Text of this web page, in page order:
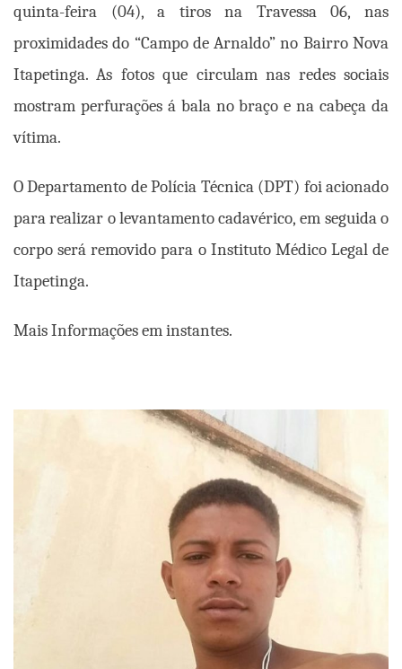
quinta-feira (04), a tiros na Travessa 06, nas
proximidades do “Campo de Arnaldo” no Bairro Nova
Itapetinga. As fotos que circulam nas redes sociais
mostram perfurações á bala no braço e na cabeça da
vítima.
O Departamento de Polícia Técnica (DPT) foi acionado
para realizar o levantamento cadavérico, em seguida o
corpo será removido para o Instituto Médico Legal de
Itapetinga.
Mais Informações em instantes.